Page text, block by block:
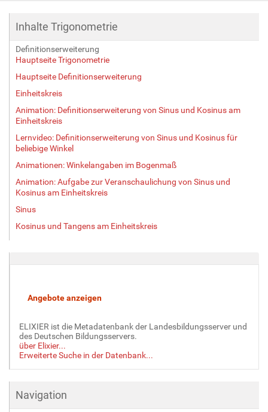
B
i
l
d
v
o
l
l
G
r
ö
e
Inhalte Trigonometrie
Definitionserweiterung
Hauptseite Trigonometrie
Hauptseite Definitionserweiterung
Einheitskreis
Animation: Definitionserweiterung von Sinus und Kosinus am
Einheitskreis
Lernvideo: Definitionserweiterung von Sinus und Kosinus für
beliebige Winkel
Animationen: Winkelangaben im Bogenmaß
Animation: Aufgabe zur Veranschaulichung von Sinus und
Kosinus am Einheitskreis
Sinus
Kosinus und Tangens am Einheitskreis
ELIXIER ist die Metadatenbank der Landesbildungsserver und
des Deutschen Bildungsservers.
über Elixier...
Erweiterte Suche in der Datenbank...
Navigation